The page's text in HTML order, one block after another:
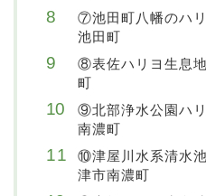
⑦池田町八幡のハ
池田町
⑧表佐ハリヨ生息
町
⑨北部浄水公園ハ
南濃町
⑩津屋川水系清水
津市南濃町